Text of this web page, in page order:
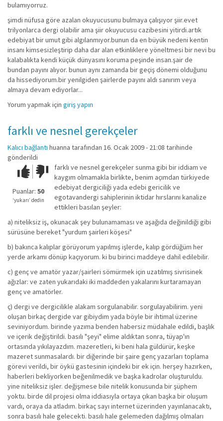
bulamıyorruz.
şimdi nüfusa göre azalan okuyucusunu bulmaya çalışıyor şiir.evet
trilyonlarca dergi olabilir ama şiir okuyucusu cazibesini yitirdi.artık
edebiyat bir umut gibi algılanmıyor.bunun da en büyük nedeni kentin
insanı kimsesizleştirip daha dar alan etkinliklere yöneltmesi bir nevi bu
kalabalıkta kendi küçük dünyasını koruma peşinde insan.şair de
bundan payını alıyor. bunun aynı zamanda bir geçiş dönemi olduğunu
da hissediyorum.bir yenilgiden şairlerde payını aldı sanırım veya
almaya devam ediyorlar...
Yorum yapmak için giriş yapın
farklı ve nesnel gerekçeler
Kalıcı bağlantı huanna tarafından 16. Ocak 2009 - 21:08 tarihinde
gönderildi
Çok iyi!O
kadar
iyi
değil!
Puanlar: 50
‘yukarı’ dedin
farklı ve nesnel gerekçeler sunma gibi bir iddiam ve
kaygım olmamakla birlikte, benim açımdan türkiyede
edebiyat dergiciliği yada edebi gericilik ve
egotavandergi sahiplerinin iktidar hırslarını kanalize
ettikleri basılan şeyler:
a) niteliksiz iş, okunacak şey bulunamaması ve aşağıda değinildiği gibi
sürüsüne bereket "yurdum şairleri köşesi"
b) bakınca kalıplar görüyorum yapılmış işlerde, kalıp gördüğüm her
yerde arkamı dönüp kaçıyorum. ki bu birinci maddeye dahil edilebilir.
c) genç ve amatör yazar/şairleri sömürmek için uzatılmış sivrisinek
ağızlar: ve zaten yukarıdaki iki maddeden yakalarını kurtaramayan
genç ve amatörler.
ç) dergi ve dergicilikle alakam sorgulanabilir. sorgulayabilirim. yeni
oluşan birkaç dergide var gibiydim yada böyle bir ihtimal üzerine
seviniyordum. birinde yazıma benden habersiz müdahale edildi, başlık
ve içerik değiştirildi. basılı "şeyi" elime aldıktan sonra, tüyap'ın
ortasında yıkılayazdım. mazeretleri, ki beni hala güldürür, keşke
mazeret sunmasalardı. bir diğerinde bir şaire genç yazarları toplama
görevi verildi, bir öykü gastesinin içindeki bir ek için. herşey hazırken,
haberleri bekliyorken beğenilmedik ve başka kadrolar oluşturuldu.
yine niteliksiz işler. değişmese bile nitelik konusunda bir şüphem
yoktu. birde dil projesi olma iddiasıyla ortaya çıkan başka bir oluşum
vardı, oraya da atladım. birkaç sayı internet üzerinden yayınlanacaktı,
sonra basılı hale gelecekti. basılı hale gelemeden dağılmış olmaları